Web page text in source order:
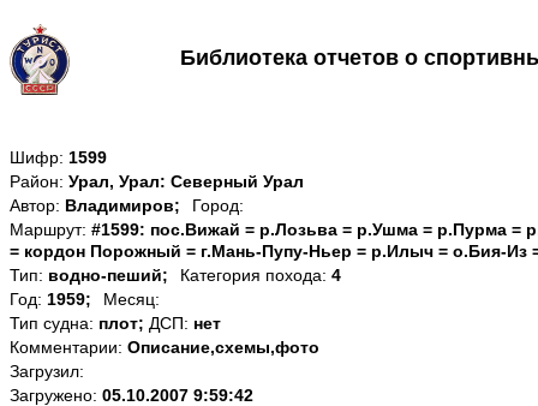
Библиотека отчетов о
Шифр: 1599
Район: Урал, Урал: Северный Урал
Автор: Владимиров;
Город:
Маршрут: #1599: пос.Вижай = р.Лозьва = р.Ушма = р.Пурма =
= кордон Порожный = г.Мань-Пупу-Ньер = р.Илыч = о.Бия-Из
Тип: водно-пеший; Категория похода: 4
Год: 1959;
Месяц:
Тип судна: плот; ДСП: нет
Комментарии: Описание,схемы,фото
Загрузил:
Загружено: 05.10.2007 9:59:42